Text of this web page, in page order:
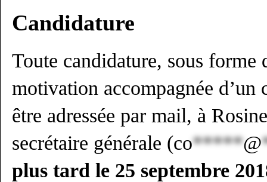
Candidature
Toute candidature, sous forme
motivation accompagnée
être adressée par mail, à
secrétaire générale (co*****@
plus tard le 25 septembre